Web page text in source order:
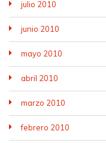
julio 2010
junio 2010
mayo 2010
abril 2010
marzo 2010
febrero 2010